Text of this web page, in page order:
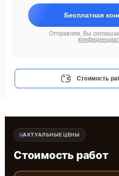
Бесплатная
Отправляя, Вы
Стоимость
АКТУАЛЬНЫЕ ЦЕНЫ
Стоимость работ